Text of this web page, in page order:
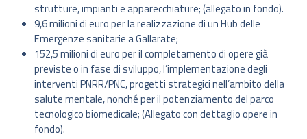
strutture, impianti e apparecchiature; (allegato in fondo).
9,6 milioni di euro per la realizzazione di un Hub delle
Emergenze sanitarie a Gallarate;
152,5 milioni di euro per il completamento di opere già
previste o in fase di sviluppo, l’implementazione degli
interventi PNRR/PNC, progetti strategici nell’ambito della
salute mentale, nonché per il potenziamento del parco
tecnologico biomedicale; (Allegato con dettaglio opere in
fondo).